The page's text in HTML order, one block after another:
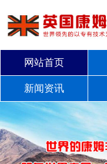
网站首页
新闻资讯